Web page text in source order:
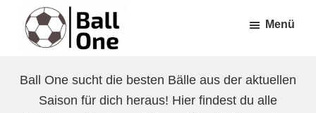
Inhalt
springen
Fußzeile
springen
One
Fußball!
Menü
Ball One sucht die besten Bälle aus der aktuellen
Saison für dich heraus! Hier findest du alle